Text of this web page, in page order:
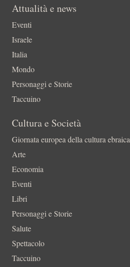
Attualità e news
Eventi
Israele
Italia
Mondo
Personaggi e Storie
Taccuino
Cultura e Società
Giornata europea della cultura ebraica
Arte
Economia
Eventi
Libri
Personaggi e Storie
Salute
Spettacolo
Taccuino